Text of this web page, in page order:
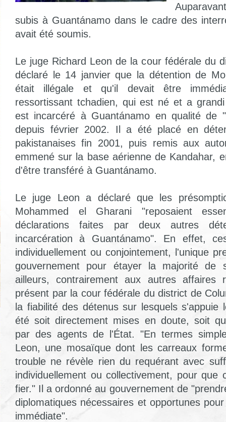
subis à Guantánamo dans le cadre des
avait été soumis.
Le juge Richard Leon de la cour fédérale du
déclaré le 14 janvier que la détention de
était illégale et qu'il devait être
ressortissant tchadien, qui est né et a
est incarcéré à Guantánamo en qualité de
depuis février 2002. Il a été placé en
pakistanaises fin 2001, puis remis aux
emmené sur la base aérienne de Kandahar,
d'être transféré à Guantánamo.
Le juge Leon a déclaré que les
Mohammed el Gharani "reposaient
déclarations faites par deux autres
incarcération à Guantánamo". En effet,
individuellement ou conjointement, l'unique
gouvernement pour étayer la majorité de
ailleurs, contrairement aux autres affaires
présent par la cour fédérale du district de
la fiabilité des détenus sur lesquels s'appuie
été soit directement mises en doute, soit
par des agents de l'État. "En termes
Leon, une mosaïque dont les carreaux
trouble ne révèle rien du requérant avec
individuellement ou collectivement, pour que
fier." Il a ordonné au gouvernement de
diplomatiques nécessaires et opportunes
immédiate".